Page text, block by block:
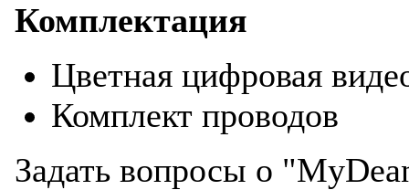
Комплектация
Цветная цифровая
Комплект проводов
Задать вопросы о